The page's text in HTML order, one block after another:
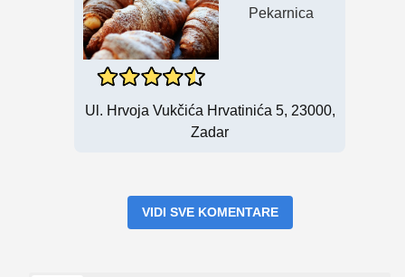
Pekarnica
Ul. Hrvoja Vukčića Hrvatinića 5, 23000,
Zadar
VIDI SVE KOMENTARE